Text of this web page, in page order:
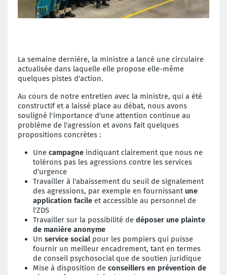
La semaine dernière, la ministre a lancé une circulaire
actualisée dans laquelle elle propose elle-même
quelques pistes d'action.
Au cours de notre entretien avec la ministre, qui a été
constructif et a laissé place au débat, nous avons
souligné l'importance d'une attention continue au
problème de l'agression et avons fait quelques
propositions concrètes :
Une campagne indiquant clairement que nous ne
tolérons pas les agressions contre les services
d'urgence
Travailler à l'abaissement du seuil de signalement
des agressions, par exemple en fournissant une
application facile et accessible au personnel de
l'ZDS
Travailler sur la possibilité de déposer une plainte
de manière anonyme
Un service socialpour les pompiers qui puisse
fournir un meilleur encadrement, tant en termes
de conseil psychosocial que de soutien juridique
Mise à disposition de conseillers en prévention de